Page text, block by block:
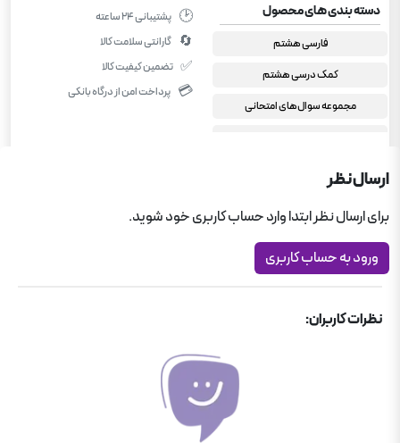
دسته بندی های محصول
فارسی هشتم
کمک درسی هشتم
مجموعه سوال‌های امتحانی
جامع متوسطه اول
🕑 پشتیبانی ۲۴ ساعته
🔄 گارانتی سلامت کالا
✅ تضمین کیفیت کالا
💳 پرداخت امن از درگاه بانکی
ارسال نظر
برای ارسال نظر ابتدا وارد حساب کاربری خود شوید.
ورود به حساب کاربری
نظرات کاربران: